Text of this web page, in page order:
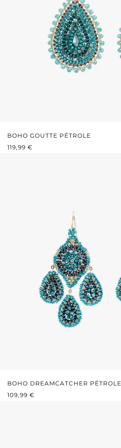
BOHO GOUTTE PÉTROLE
PRIX RÉGULIER :
119,99 €
BOHO DREAMCATCHER PÉTROLE
PRIX RÉGULIER :
109,99 €